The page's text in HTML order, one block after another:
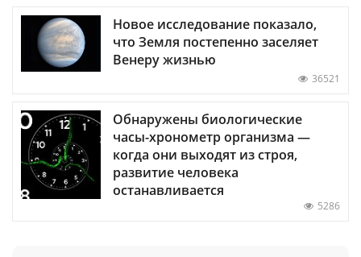
Новое исследование показало,
что Земля постепенно заселяет
Венеру жизнью
36521
Обнаружены биологические
часы-хронометр организма —
когда они выходят из строя,
развитие человека
останавливается
5286